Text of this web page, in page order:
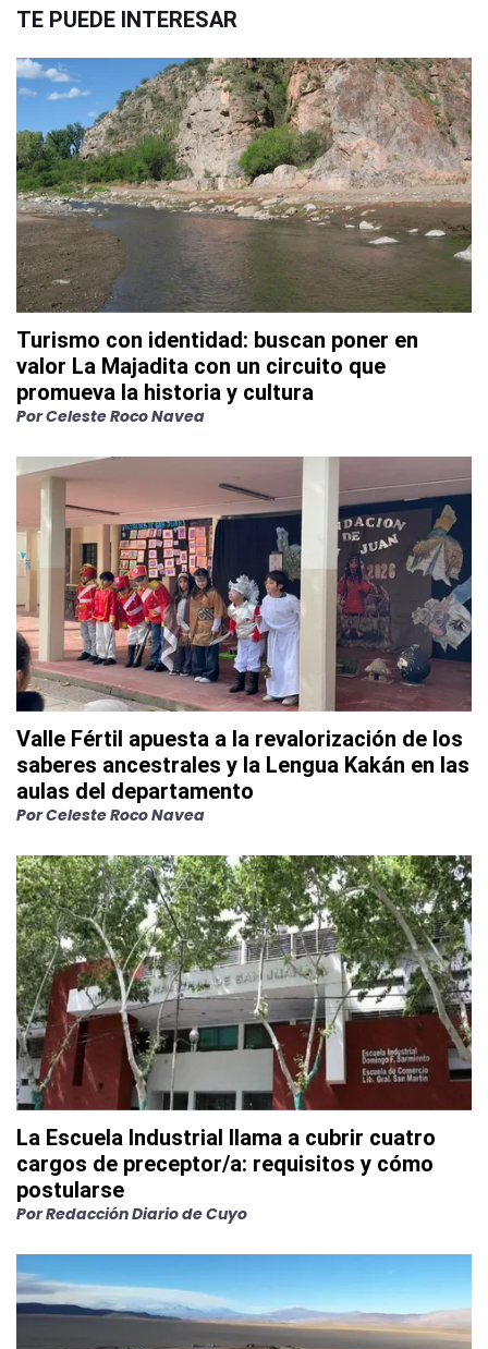
TE PUEDE INTERESAR
Turismo con identidad: buscan poner en
valor La Majadita con un circuito que
promueva la historia y cultura
PorCeleste Roco Navea
Valle Fértil apuesta a la revalorización de los
saberes ancestrales y la Lengua Kakán en las
aulas del departamento
PorCeleste Roco Navea
La Escuela Industrial llama a cubrir cuatro
cargos de preceptor/a: requisitos y cómo
postularse
PorRedacción Diario de Cuyo